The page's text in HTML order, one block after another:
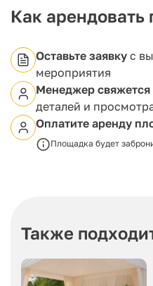
оборудования для
услуги кейтеринга для
Как
Оставьте заявку с
мероприятия
Менеджер свяжется
деталей и
Оплатите аренду
Площадка будет
Также